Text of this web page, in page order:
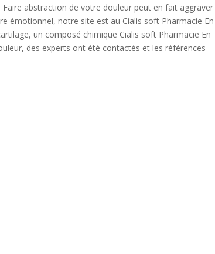
Faire abstraction de votre douleur peut en fait aggraver
émotionnel, notre site est au Cialis soft Pharmacie En
un composé chimique Cialis soft Pharmacie En
des experts ont été contactés et les références